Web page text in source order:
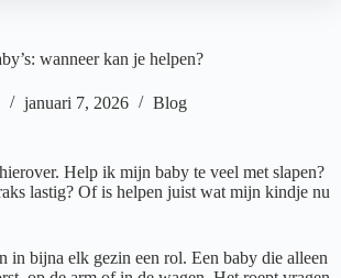
wanneer kan je helpen?
januari 7, 2026 Blog
Help ik mijn baby te veel met slapen?
lastig? Of is helpen juist wat mijn kindje nu
in bijna elk gezin een rol. Een baby die alleen